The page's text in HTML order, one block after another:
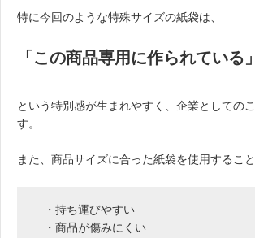
特に今回のような特殊サイズの紙袋は、
「この商品専用に作られている」
という特別感が生まれやすく、企業としての
す。
また、商品サイズに合った紙袋を使用すること
・持ち運びやすい
・商品が傷みにくい